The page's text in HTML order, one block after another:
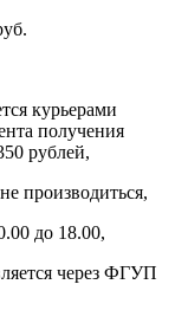
курьерами
получения
рублей,
производиться,
до 18.00,
через ФГУП